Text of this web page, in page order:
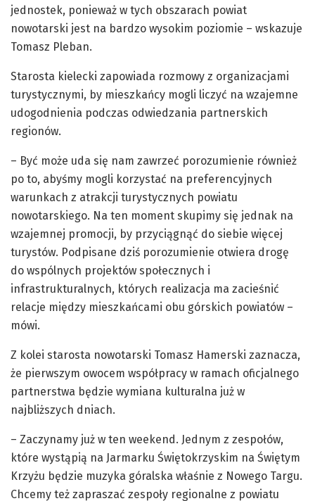
jednostek, ponieważ w tych obszarach powiat
nowotarski jest na bardzo wysokim poziomie – wskazuje
Tomasz Pleban.
Starosta kielecki zapowiada rozmowy z organizacjami
turystycznymi, by mieszkańcy mogli liczyć na wzajemne
udogodnienia podczas odwiedzania partnerskich
regionów.
– Być może uda się nam zawrzeć porozumienie również
po to, abyśmy mogli korzystać na preferencyjnych
warunkach z atrakcji turystycznych powiatu
nowotarskiego. Na ten moment skupimy się jednak na
wzajemnej promocji, by przyciągnąć do siebie więcej
turystów. Podpisane dziś porozumienie otwiera drogę
do wspólnych projektów społecznych i
infrastrukturalnych, których realizacja ma zacieśnić
relacje między mieszkańcami obu górskich powiatów –
mówi.
Z kolei starosta nowotarski Tomasz Hamerski zaznacza,
że pierwszym owocem współpracy w ramach oficjalnego
partnerstwa będzie wymiana kulturalna już w
najbliższych dniach.
– Zaczynamy już w ten weekend. Jednym z zespołów,
które wystąpią na Jarmarku Świętokrzyskim na Świętym
Krzyżu będzie muzyka góralska właśnie z Nowego Targu.
Chcemy też zapraszać zespoły regionalne z powiatu